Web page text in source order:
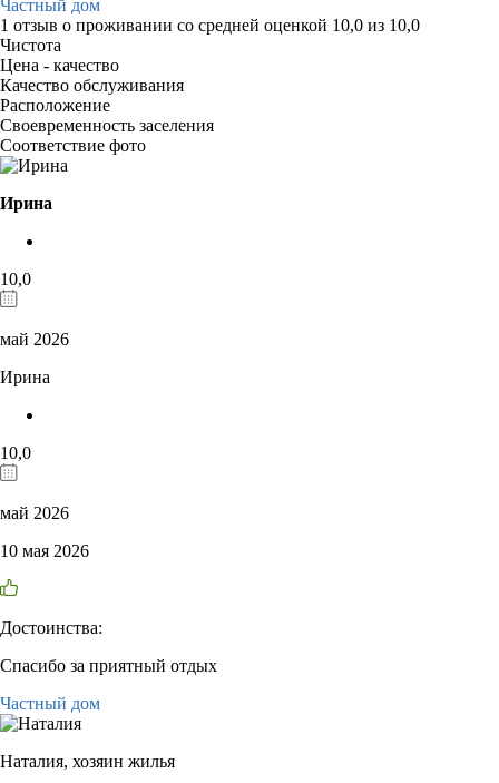
Частный дом
1 отзыв о проживании со средней оценкой 10,0 из 10,0
Чистота
Цена - качество
Качество обслуживания
Расположение
Своевременность заселения
Соответствие фото
Ирина
10,0
май 2026
Ирина
10,0
май 2026
10 мая 2026
Достоинства:
Спасибо за приятный отдых
Частный дом
Наталия, хозяин жилья